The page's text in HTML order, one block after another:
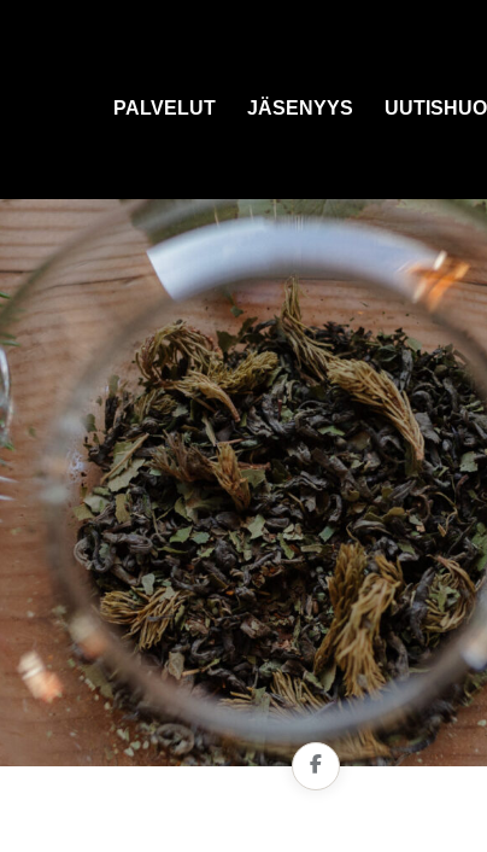
PALVELUT JÄSENYYS